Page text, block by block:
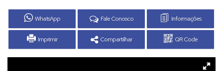
WhatsApp Fale Conosco Informações
Imprimir Compartilhar QR Code